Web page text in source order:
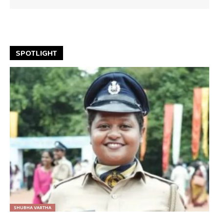
SPOTLIGHT
SHUBHA VARTHA